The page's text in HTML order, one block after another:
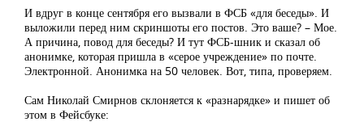
И вдруг в конце сентября его вызвали в ФСБ «для беседы». И
выложили перед ним скриншоты его постов. Это ваше? – Мое.
А причина, повод для беседы? И тут ФСБ-шник и сказал об
анонимке, которая пришла в «серое учреждение» по почте.
Электронной. Анонимка на 50 человек. Вот, типа, проверяем.
Сам Николай Смирнов склоняется к «разнарядке» и пишет об
этом в Фейсбуке: